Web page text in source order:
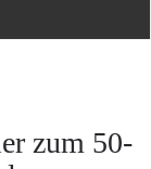
zum 50-